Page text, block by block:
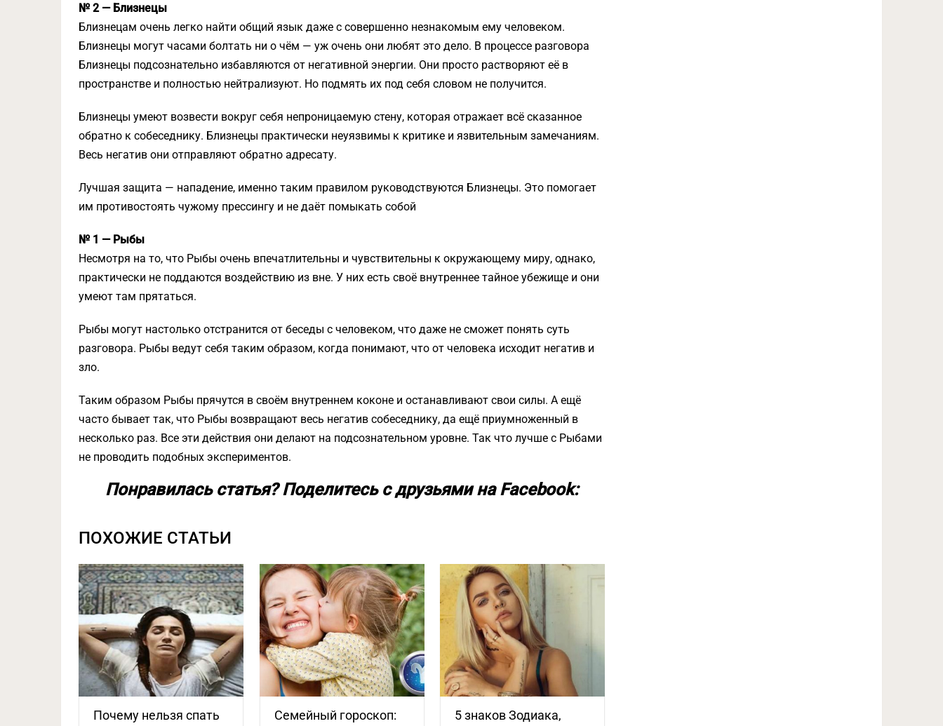
№ 2 — Близнецы
Близнецам очень легко найти общий язык даже с совершенно незнакомым ему человеком.
Близнецы могут часами болтать ни о чём — уж очень они любят это дело. В процессе разговора
Близнецы подсознательно избавляются от негативной энергии. Они просто растворяют её в
пространстве и полностью нейтрализуют. Но подмять их под себя словом не получится.
Близнецы умеют возвести вокруг себя непроницаемую стену, которая отражает всё сказанное
обратно к собеседнику. Близнецы практически неуязвимы к критике и язвительным замечаниям.
Весь негатив они отправляют обратно адресату.
Лучшая защита — нападение, именно таким правилом руководствуются Близнецы. Это помогает
им противостоять чужому прессингу и не даёт помыкать собой
№ 1 — Рыбы
Несмотря на то, что Рыбы очень впечатлительны и чувствительны к окружающему миру, однако,
практически не поддаются воздействию из вне. У них есть своё внутреннее тайное убежище и они
умеют там прятаться.
Рыбы могут настолько отстранится от беседы с человеком, что даже не сможет понять суть
разговора. Рыбы ведут себя таким образом, когда понимают, что от человека исходит негатив и
зло.
Таким образом Рыбы прячутся в своём внутреннем коконе и останавливают свои силы. А ещё
часто бывает так, что Рыбы возвращают весь негатив собеседнику, да ещё приумноженный в
несколько раз. Все эти действия они делают на подсознательном уровне. Так что лучше с Рыбами
не проводить подобных экспериментов.
Понравилась статья? Поделитесь с друзьями на Facebook:
ПОХОЖИЕ СТАТЬИ
Почему нельзя спать
Семейный гороскоп:
5 знаков Зодиака,